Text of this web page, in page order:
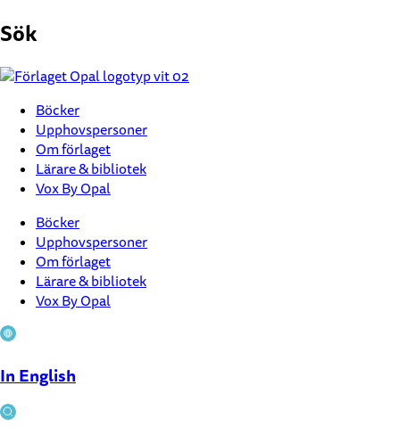
till
Sök
Böcker
Upphovspersoner
Om förlaget
Lärare & bibliotek
Vox By Opal
Böcker
Upphovspersoner
Om förlaget
Lärare & bibliotek
Vox By Opal
In English